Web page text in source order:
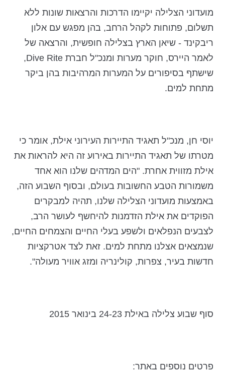
מועדוני הצלילה יקיימו הדרכות והרצאות שונות ללא
תשלום, פתוחות לקהל הרחב, בהן מפגש עם אלון
ריבקינד - שיאן הארץ בצלילה חופשית, והרצאה של
לאמר היירס, חוקר מערות ומנכ"ל חברת Dive Rite,
שישתף בסיפורים על המערות המרהיבות בהן ביקר
מתחת למים.
יוסי חן, מנכ"ל תאגיד התיירות העירוני אילת, אומר כי
מטרתו של תאגיד התיירות באירוע זה היא להראות את
אילת מזווית אחרת. "הים המדהים שלנו הוא אחד
משמורות הטבע החשובות בעולם, ובסוף השבוע הזה,
באמצעות מועדוני הצלילה שלנו, תהיה למבקרים
הפוקדים את אילת הזדמנות להיחשף לעושר הרב,
לצבעים הנפלאים ולשפע בעלי החיים והצמחים החיים,
שנמצאים אצלנו מתחת למים. זאת לצד אטרקציות
חדשות בעיר, צפרות, קולינריה ומזג אוויר מעולה".
סוף שבוע צלילה באילת 24-23 בינואר 2015
פרטים נוספים באתר: